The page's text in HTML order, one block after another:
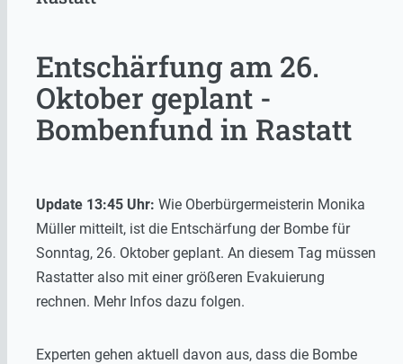
Entschärfung am 26.
Oktober geplant -
Bombenfund in Rastatt
Update 13:45 Uhr: Wie Oberbürgermeisterin Monika
Müller mitteilt, ist die Entschärfung der Bombe für
Sonntag, 26. Oktober geplant. An diesem Tag müssen
Rastatter also mit einer größeren Evakuierung
rechnen. Mehr Infos dazu folgen.
Experten gehen aktuell davon aus, dass die Bombe